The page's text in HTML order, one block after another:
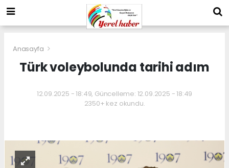
Anasayfa
Türk voleybolunda tarihi adım
12.09.2025 - 18:49, Güncelleme: 12.09.2025 - 18:49
2350+ kez okundu.